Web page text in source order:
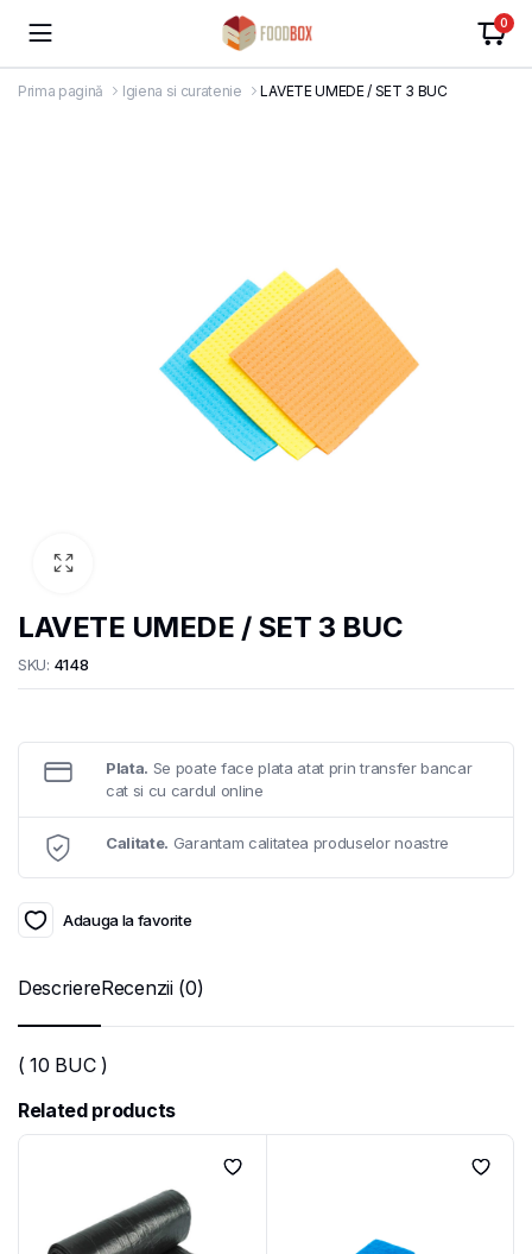
0
Prima pagină Igiena si curatenie LAVETE UMEDE / SET 3 BUC
LAVETE UMEDE / SET 3 BUC
SKU: 4148
Plata. Se poate face plata atat prin transfer bancar
cat si cu cardul online
Calitate. Garantam calitatea produselor noastre
Adauga la favorite
DescriereRecenzii (0)
( 10 BUC )
Related products